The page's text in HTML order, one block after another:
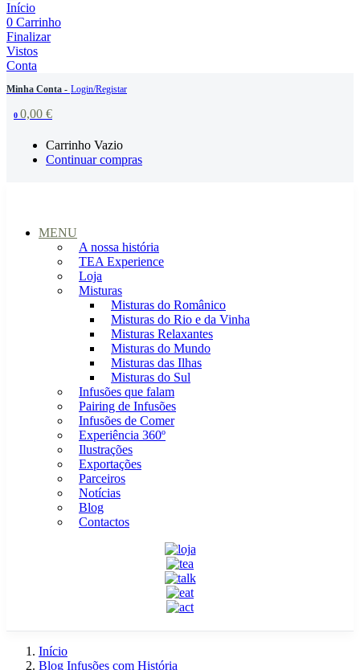
Início
0 Carrinho
Finalizar
Vistos
Conta
Minha Conta - Login/Registar
0 0,00 €
Carrinho Vazio
Continuar compras
MENU
A nossa história
TEA Experience
Loja
Misturas
Misturas do Românico
Misturas do Rio e da Vinha
Misturas Relaxantes
Misturas do Mundo
Misturas das Ilhas
Misturas do Sul
Infusões que falam
Pairing de Infusões
Infusões de Comer
Experiência 360º
Ilustrações
Exportações
Parceiros
Notícias
Blog
Contactos
Início
Blog Infusões com História